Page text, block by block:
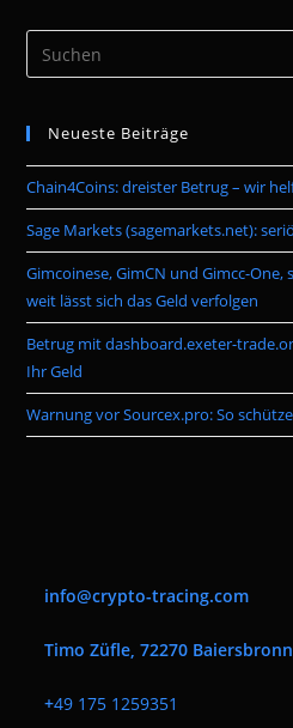
Neueste Beiträge
Chain4Coins: dreister Betrug – wir
Sage Markets (sagemarkets.net):
Gimcoinese, GimCN und Gimcc-One,
weit lässt sich das Geld verfolgen
Betrug mit dashboard.exeter-
Ihr Geld
Warnung vor Sourcex.pro: So
info@crypto-tracing.com
Timo Züfle, 72270
+49 175 1259351